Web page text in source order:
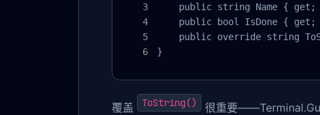
public string Name { get;
public bool IsDone { get;
public override string
}
覆盖 ToString() 很重要——Terminal.Gui